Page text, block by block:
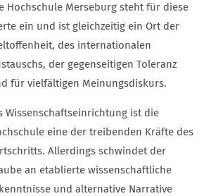
Hochschule Merseburg steht für diese
ein und ist gleichzeitig ein Ort der
des internationalen
der gegenseitigen Toleranz
für vielfältigen Meinungsdiskurs.
Wissenschaftseinrichtung ist die
eine der treibenden Kräfte des
Allerdings schwindet der
an etablierte wissenschaftliche
und alternative Narrative